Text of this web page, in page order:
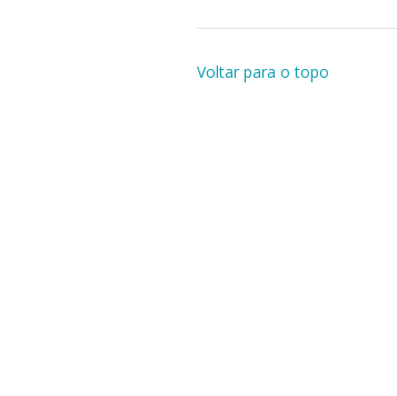
Voltar para o topo